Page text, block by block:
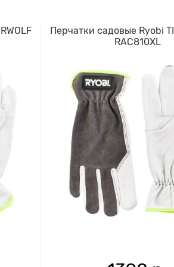
Перчатки садовые Ryobi
RAC810XL